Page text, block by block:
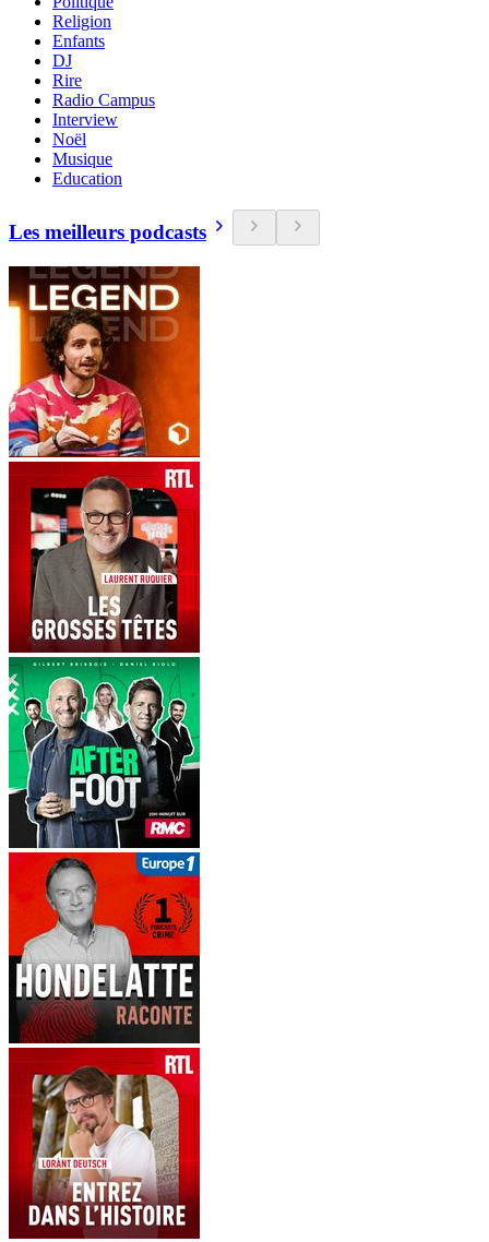
Religion
Enfants
DJ
Rire
Radio Campus
Interview
Noël
Musique
Education
Les meilleurs podcasts